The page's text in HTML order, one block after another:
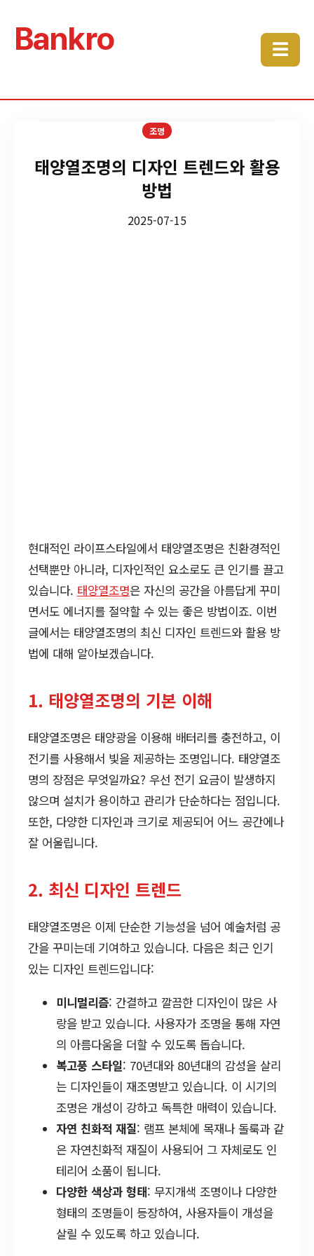
Bankro ☰
조명
태양열조명의 디자인 트렌드와 활용
방법
2025-07-15
현대적인 라이프스타일에서 태양열조명은 친환경적인
선택뿐만 아니라, 디자인적인 요소로도 큰 인기를 끌고
있습니다. 태양열조명은 자신의 공간을 아름답게 꾸미
면서도 에너지를 절약할 수 있는 좋은 방법이죠. 이번
글에서는 태양열조명의 최신 디자인 트렌드와 활용 방
법에 대해 알아보겠습니다.
1. 태양열조명의 기본 이해
태양열조명은 태양광을 이용해 배터리를 충전하고, 이
전기를 사용해서 빛을 제공하는 조명입니다. 태양열조
명의 장점은 무엇일까요? 우선 전기 요금이 발생하지
않으며 설치가 용이하고 관리가 단순하다는 점입니다.
또한, 다양한 디자인과 크기로 제공되어 어느 공간에나
잘 어울립니다.
2. 최신 디자인 트렌드
태양열조명은 이제 단순한 기능성을 넘어 예술처럼 공
간을 꾸미는데 기여하고 있습니다. 다음은 최근 인기
있는 디자인 트렌드입니다:
미니멀리즘: 간결하고 깔끔한 디자인이 많은 사
랑을 받고 있습니다. 사용자가 조명을 통해 자연
의 아름다움을 더할 수 있도록 돕습니다.
복고풍 스타일: 70년대와 80년대의 감성을 살리
는 디자인들이 재조명받고 있습니다. 이 시기의
조명은 개성이 강하고 독특한 매력이 있습니다.
자연 친화적 재질: 램프 본체에 목재나 돌룩과 같
은 자연친화적 재질이 사용되어 그 자체로도 인
테리어 소품이 됩니다.
다양한 색상과 형태: 무지개색 조명이나 다양한
형태의 조명들이 등장하여, 사용자들이 개성을
살릴 수 있도록 하고 있습니다.